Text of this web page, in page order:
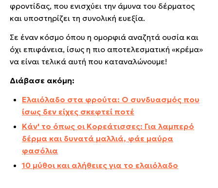
φροντίδας, που ενισχύει την άμυνα του δέρματος
και υποστηρίζει τη συνολική ευεξία.
Σε έναν κόσμο όπου η ομορφιά αναζητά ουσία και
όχι επιφάνεια, ίσως η πιο αποτελεσματική «κρέμα»
να είναι τελικά αυτή που καταναλώνουμε!
Διάβασε ακόμη:
Ελαιόλαδο στα φρούτα: Ο συνδυασμός που
ίσως δεν είχες σκεφτεί ποτέ
Κάν' το όπως οι Κορεάτισσες: Για λαμπερό
δέρμα και δυνατά μαλλιά, φάε μαύρα
φασόλια
10 μύθοι και αλήθειες για το ελαιόλαδο